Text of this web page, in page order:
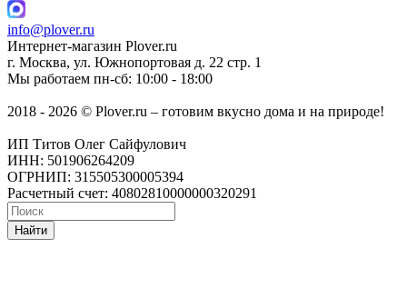
info@plover.ru
Интернет-магазин Plover.ru
г. Москва, ул. Южнопортовая д. 22 стр. 1
Мы работаем пн-сб: 10:00 - 18:00
2018 - 2026 © Plover.ru – готовим вкусно дома и на природе!
ИП Титов Олег Сайфулович
ИНН: 501906264209
ОГРНИП: 315505300005394
Расчетный счет: 40802810000000320291
Найти